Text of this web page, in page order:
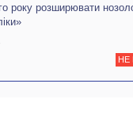
року розширювати
НЕ